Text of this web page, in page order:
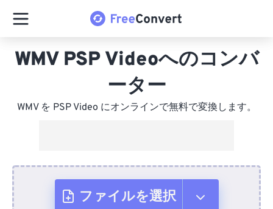
WMV PSP Videoへのコンバ
ーター
WMV を PSP Video にオンラインで無料で変換します。
ファイルを選択